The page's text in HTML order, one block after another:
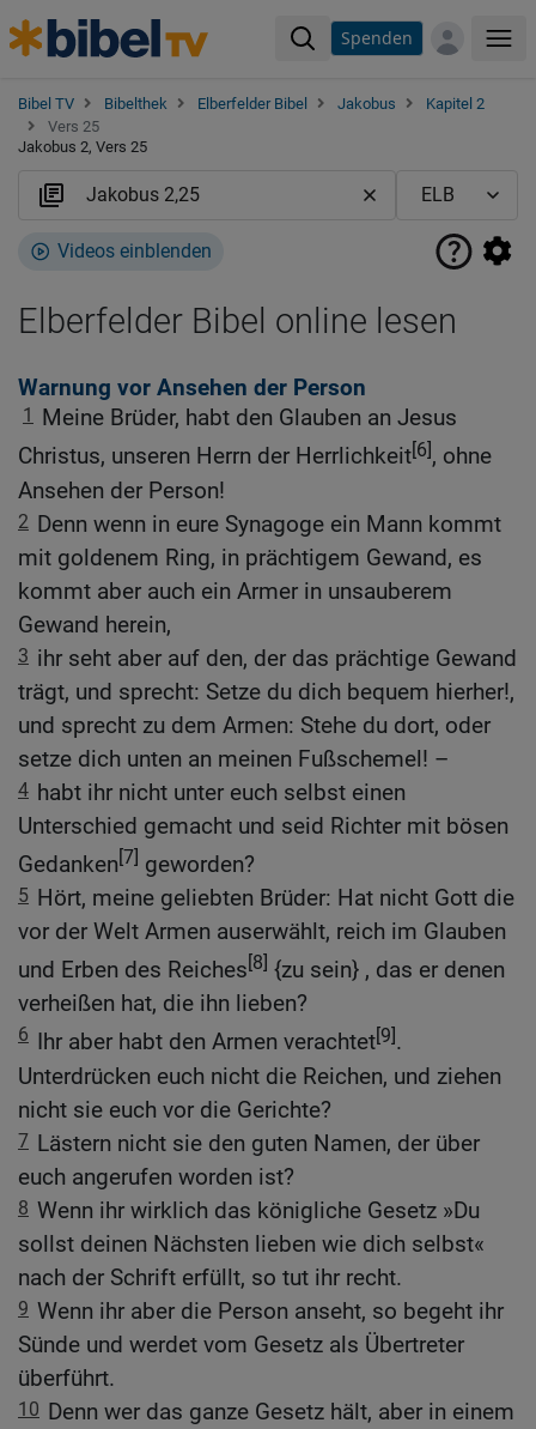
Spenden
Bibel TV Bibelthek Elberfelder Bibel Jakobus
Kapitel 2
Vers 25
Jakobus 2, Vers 25
Videos einblenden
Elberfelder Bibel online lesen
Warnung vor Ansehen der Person
1
Meine Brüder, habt den Glauben an Jesus
Christus, unseren Herrn der Herrlichkeit[6], ohne
Ansehen der Person!
2 Denn wenn in eure Synagoge ein Mann kommt
mit goldenem Ring, in prächtigem Gewand, es
kommt aber auch ein Armer in unsauberem
Gewand herein,
3 ihr seht aber auf den, der das prächtige Gewand
trägt, und sprecht: Setze du dich bequem hierher!,
und sprecht zu dem Armen: Stehe du dort, oder
setze dich unten an meinen Fußschemel! –
4 habt ihr nicht unter euch selbst einen
Unterschied gemacht und seid Richter mit bösen
Gedanken[7] geworden?
5 Hört, meine geliebten Brüder: Hat nicht Gott die
vor der Welt Armen auserwählt, reich im Glauben
und Erben des Reiches[8] {zu sein} , das er denen
verheißen hat, die ihn lieben?
6 Ihr aber habt den Armen verachtet[9].
Unterdrücken euch nicht die Reichen, und ziehen
nicht sie euch vor die Gerichte?
7 Lästern nicht sie den guten Namen, der über
euch angerufen worden ist?
8 Wenn ihr wirklich das königliche Gesetz »Du
sollst deinen Nächsten lieben wie dich selbst«
nach der Schrift erfüllt, so tut ihr recht.
9 Wenn ihr aber die Person anseht, so begeht ihr
Sünde und werdet vom Gesetz als Übertreter
überführt.
10 Denn wer das ganze Gesetz hält, aber in einem